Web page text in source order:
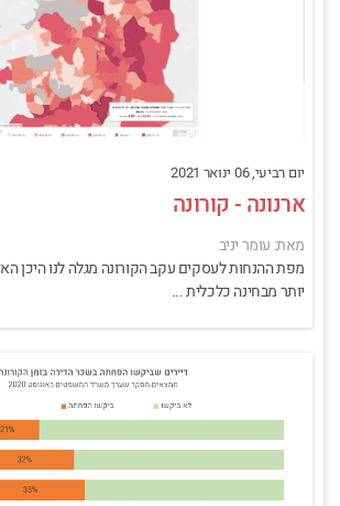
יום רביעי, 06 ינואר 2021
ארנונה - קורונה
מאת: עומר יניב
מפת ההנחות לעסקים עקב הקורונה מגלה לנו היכן
יותר מבחינה כלכלית ...